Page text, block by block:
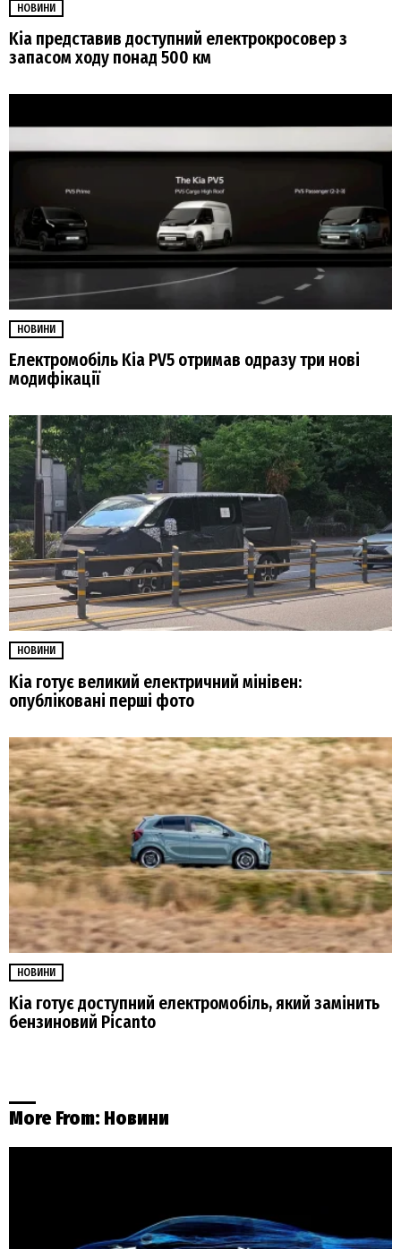
НОВИНИ
Kia представив доступний електрокросовер з
запасом ходу понад 500 км
НОВИНИ
Електромобіль Kia PV5 отримав одразу три нові
модифікації
НОВИНИ
Kia готує великий електричний мінівен:
опубліковані перші фото
НОВИНИ
Kia готує доступний електромобіль, який замінить
бензиновий Picanto
More From: Новини